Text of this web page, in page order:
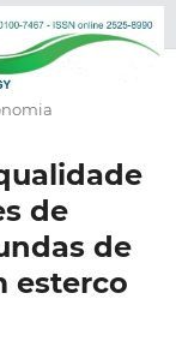
de
de
esterco